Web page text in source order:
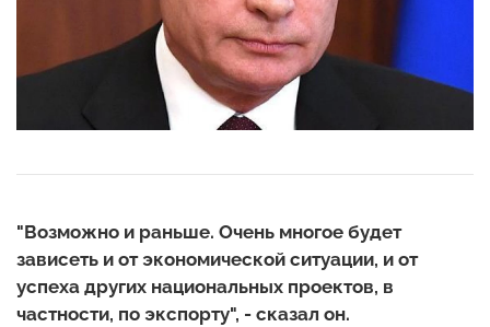
"Возможно и раньше. Очень многое будет
зависеть и от экономической ситуации, и от
успеха других национальных проектов, в
частности, по экспорту", - сказал он.